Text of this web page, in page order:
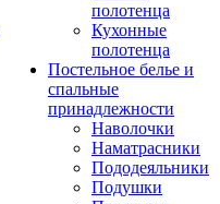
полотенца
Кухонные
полотенца
Постельное белье и
спальные
принадлежности
Наволочки
Наматрасники
Пододеяльники
Подушки